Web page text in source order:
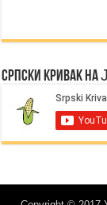
Српски Кривак на